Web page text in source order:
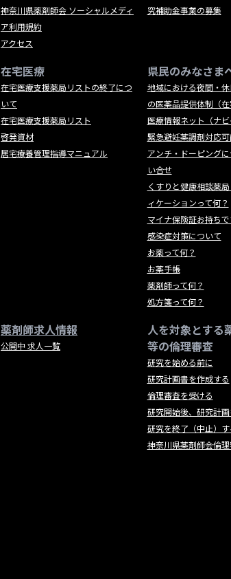
神奈川県薬剤師会 ソーシャルメディ
ア利用規約
アクセス
究補助金事業の募集
在宅医療
在宅医療支援薬局リストの終了につ
いて
在宅医療支援薬局リスト
啓発資材
居宅療養管理指導マニュアル
県民のみなさま
地域における夜間・
の医薬品提供体制（在
医療情報ネット（ナビ
緊急避妊薬調剤対応
アンチ・ドーピング
い合せ
くすりと健康相談薬
ィケーションって何？
マイナ保険証お持ちで
感染症対策について
お薬って何？
お薬手帳
薬剤師って何？
処方箋って何？
薬剤師求人情報
公開中 求人一覧
人を対象とする
等の倫理審査
研究を始める前に
研究計画書を作成する
倫理審査を受ける
研究開始後、研究計
研究を終了（中止）す
神奈川県薬剤師会倫